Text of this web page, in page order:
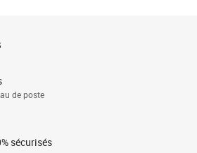
de poste
sécurisés